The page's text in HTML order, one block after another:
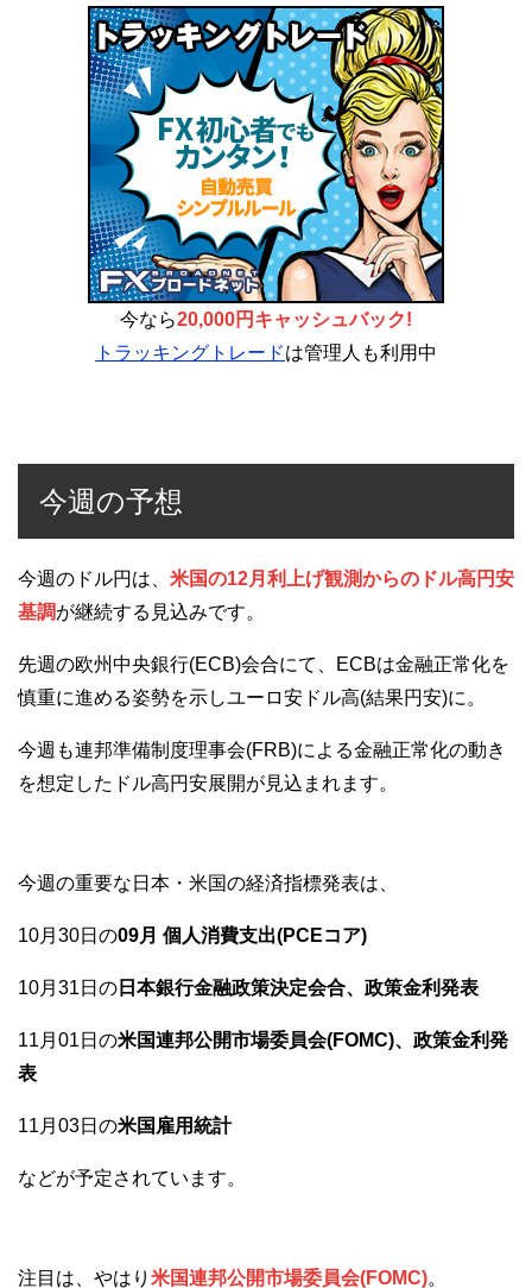
今なら20,000円キャッシュバック!
トラッキングトレードは管理人も利用中
今週の予想
今週のドル円は、 米国の12月利上げ観測からのドル高円安
基調が継続する見込みです。
先週の欧州中央銀行(ECB)会合にて、ECBは金融正常化を
慎重に進める姿勢を示しユーロ安ドル高(結果円安)に。
今週も連邦準備制度理事会(FRB)による金融正常化の動き
を想定したドル高円安展開が見込まれます。
今週の重要な日本・米国の経済指標発表は、
10月30日の09月 個人消費支出(PCEコア)
10月31日の 日本銀行金融政策決定会合、政策金利発表
11月01日の米国連邦公開市場委員会(FOMC)、政策金利発
表
11月03日の米国雇用統計
などが予定されています。
注目は、やはり 米国連邦公開市場委員会(FOMC)。